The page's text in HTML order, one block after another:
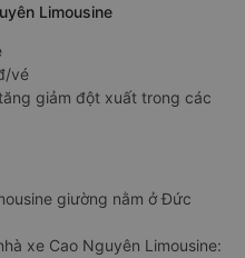
Limousine
vé
giảm đột xuất trong các
giường nằm ở Đức
xe Cao Nguyên Limousine: